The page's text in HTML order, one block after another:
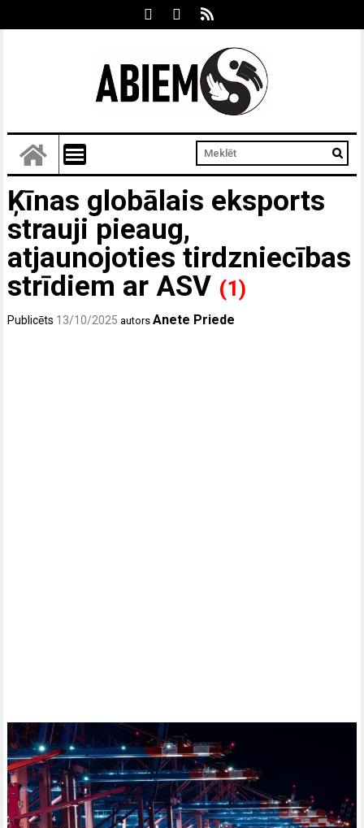
Ķīnas globālais eksports
strauji pieaug,
atjaunojoties tirdzniecības
strīdiem ar ASV (1)
Publicēts 13/10/2025 autorsAnete Priede